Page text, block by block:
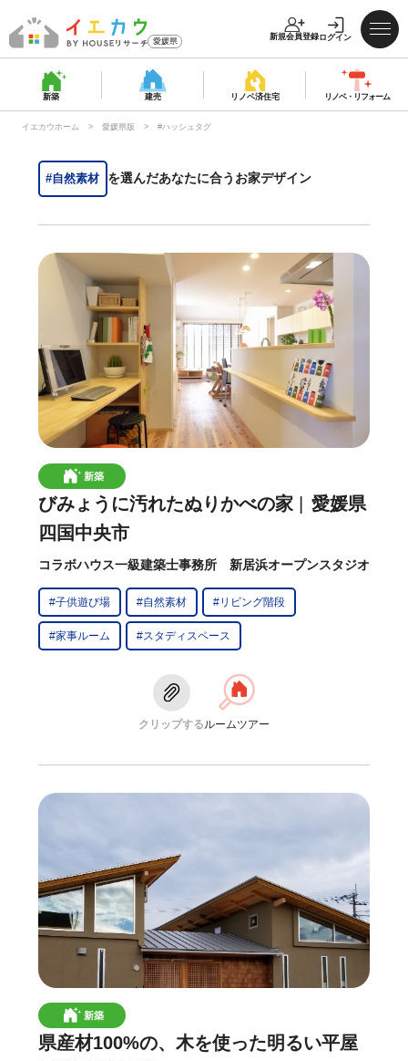
愛媛県 新規会員登録ログイン
新築 建売 リノベ済住宅 リノベ・ リフォーム
イエカウホーム 愛媛県版 #ハッシュタグ
#自然素材 を選んだあなたに合うお家デザイン
新築
びみょうに汚れたぬりかべの家
愛媛県
四国中央市
コラボハウス一級建築士事務所 新居浜オープンスタジオ
#子供遊び場 #自然素材 #リビング階段
#家事ルーム #スタディスペース
クリップする ルームツアー
新築
県産材100%の、木を使った明るい平屋